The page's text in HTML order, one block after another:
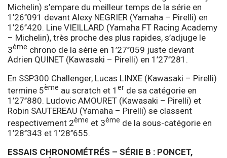
Michelin) s’empare du meilleur temps de la série en
1’26’’091 devant Alexy NEGRIER (Yamaha – Pirelli) en
1’26’’420. Line VIEILLARD (Yamaha FT Racing Academy
– Michelin), très proche des plus rapides, s’adjuge le
3ème chrono de la série en 1’27’’059 juste devant
Adrien QUINET (Kawasaki – Pirelli) en 1’27’’281.
En SSP300 Challenger, Lucas LINXE (Kawasaki – Pirelli)
termine 5ème au scratch et 1 er de sa catégorie en
1’27’’880. Ludovic AMOURET (Kawasaki – Pirelli) et
Robin SAUTEREAU (Yamaha – Pirelli) se classent
respectivement 2ème et 3ème de la sous-catégorie en
1’28’’343 et 1’28’’655.
ESSAIS CHRONOMÉTRÉS – SÉRIE B : PONCET,